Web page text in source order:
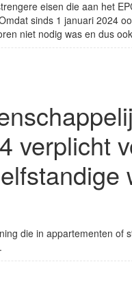
eisen die aan het
sinds 1 januari 2024
niet nodig was en dus
verplicht
die in appartementen of